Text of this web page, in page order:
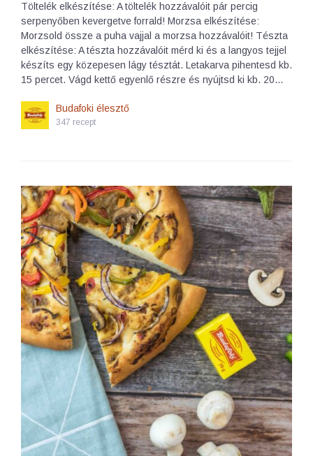
Töltelék elkészítése: A töltelék hozzávalóit pár percig
serpenyőben kevergetve forrald! Morzsa elkészítése:
Morzsold össze a puha vajjal a morzsa hozzávalóit! Tészta
elkészítése: A tészta hozzávalóit mérd ki és a langyos tejjel
készíts egy közepesen lágy tésztát. Letakarva pihentesd kb.
15 percet. Vágd kettő egyenlő részre és nyújtsd ki kb. 20…
Budafoki élesztő
347 recept